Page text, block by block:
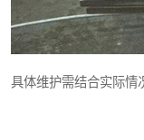
具体维护需结合实际情